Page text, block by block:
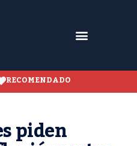
RECOMENDADO
piden